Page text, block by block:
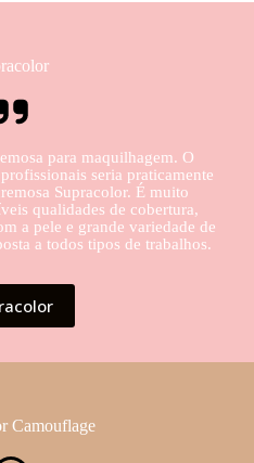
para maquilhagem. O
seria praticamente
Supracolor. É muito
qualidades de cobertura,
a pele e grande variedade de
a todos tipos de trabalhos.
Camouflage